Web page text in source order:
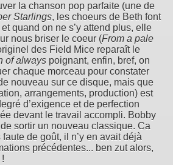
la chanson pop parfaite (une de
Starlings, les choeurs de Beth font
quand on ne s’y attend plus, elle
nous briser le coeur (From a pale
des Field Mice reparaît le
of always poignant, enfin, bref, on
chaque morceau pour constater
nouveau sur ce disque, mais que
arrangements, production) est
d’exigence et de perfection
devant le travail accompli. Bobby
sortir un nouveau classique. Ca
de goût, il n’y en avait déjà
précédentes... ben zut alors,